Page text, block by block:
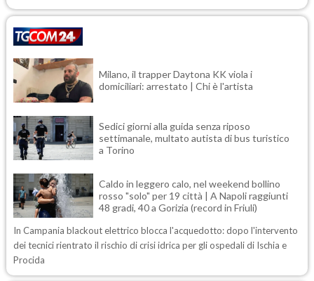
Milano, il trapper Daytona KK viola i
domiciliari: arrestato | Chi è l'artista
Sedici giorni alla guida senza riposo
settimanale, multato autista di bus turistico
a Torino
Caldo in leggero calo, nel weekend bollino
rosso "solo" per 19 città | A Napoli raggiunti
48 gradi, 40 a Gorizia (record in Friuli)
In Campania blackout elettrico blocca l'acquedotto: dopo l'intervento
dei tecnici rientrato il rischio di crisi idrica per gli ospedali di Ischia e
Procida